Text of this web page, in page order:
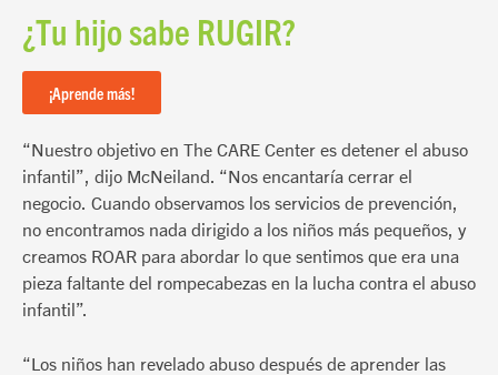
¿Tu hijo sabe RUGIR?
¡Aprende más!
“Nuestro objetivo en The CARE Center es detener el abuso
infantil”, dijo McNeiland. “Nos encantaría cerrar el
negocio. Cuando observamos los servicios de prevención,
no encontramos nada dirigido a los niños más pequeños, y
creamos ROAR para abordar lo que sentimos que era una
pieza faltante del rompecabezas en la lucha contra el abuso
infantil”.
“Los niños han revelado abuso después de aprender las